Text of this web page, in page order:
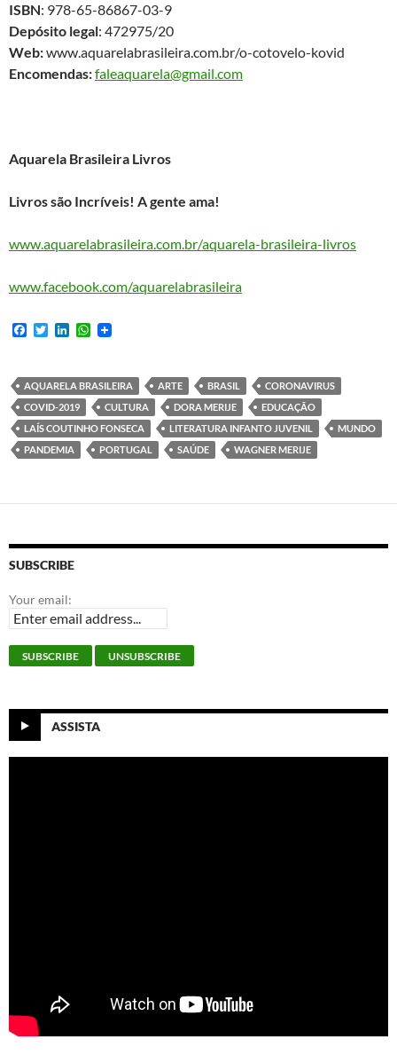
ISBN: 978-65-86867-03-9
Depósito legal: 472975/20
Web:www.aquarelabrasileira.com.br/o-cotovelo-kovid
Encomendas:faleaquarela@gmail.com
Aquarela Brasileira Livros
Livros são Incríveis! A gente ama!
www.aquarelabrasileira.com.br/aquarela-brasileira-livros
www.facebook.com/aquarelabrasileira
F
b
o
o
k
T
t
e
r
e
d
I
n
W
s
A
p
p
AQUARELA BRASILEIRA ARTE BRASIL
CORONAVIRUS
COVID-2019
CULTURA DORA MERIJE
EDUCAÇÃO
LAÍS COUTINHO FONSECA
LITERATURA INFANTO JUVENIL
MUNDO
PANDEMIA
PORTUGAL SAÚDE WAGNER MERIJE
SUBSCRIBE
Your email:
ASSISTA